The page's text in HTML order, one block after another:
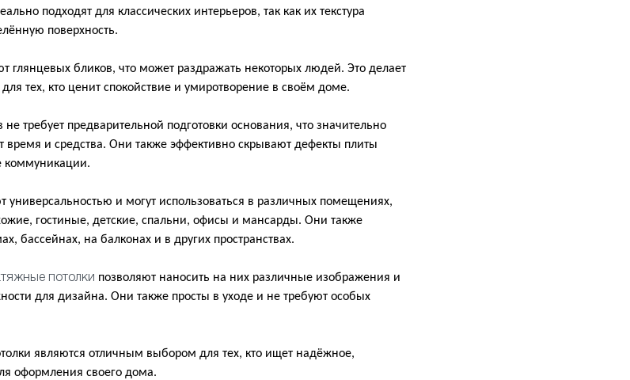
подходят для классических интерьеров, так как их текстура
поверхность.
глянцевых бликов, что может раздражать некоторых людей. Это делает
тех, кто ценит спокойствие и умиротворение в своём доме.
не требует предварительной подготовки основания, что значительно
время и средства. Они также эффективно скрывают дефекты плиты
коммуникации.
универсальностью и могут использоваться в различных помещениях,
гостиные, детские, спальни, офисы и мансарды. Они также
бассейнах, на балконах и в других пространствах.
потолки позволяют наносить на них различные изображения и
для дизайна. Они также просты в уходе и не требуют особых
являются отличным выбором для тех, кто ищет надёжное,
оформления своего дома.